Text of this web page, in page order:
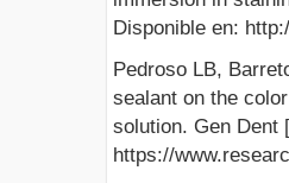
Disponible en:
Pedroso LB,
sealant on the
solution. Gen Dent
https://